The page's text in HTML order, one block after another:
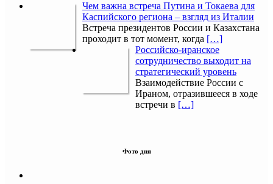
Чем важна встреча Путина и Токаева для
Каспийского региона – взгляд из Италии
Встреча президентов России и Казахстана
проходит в тот момент, когда […]
Российско-иранское
сотрудничество выходит на
стратегический уровень
Взаимодействие России с
Ираном, отразившееся в ходе
встречи в […]
Фото дня